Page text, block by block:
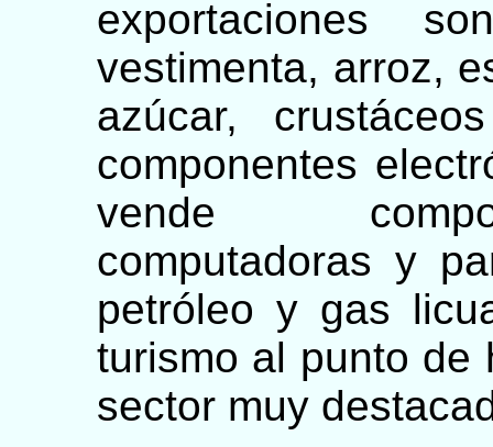
exportaciones
vestimenta, arroz,
azúcar,
componentes
vende
computadoras y
petróleo y gas
turismo al punto de
sector muy